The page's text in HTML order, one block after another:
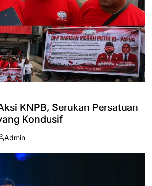
KNPB, Serukan Persatuan
Kondusif
Admin